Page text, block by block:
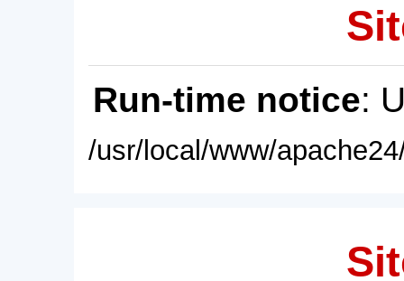
Run-time notice:
/usr/local/www/